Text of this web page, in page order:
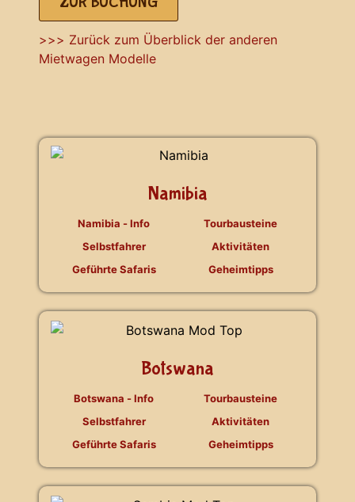
>>> Zurück zum Überblick der anderen
Mietwagen Modelle
Namibia
Namibia - Info
Selbstfahrer
Geführte Safaris
Tourbausteine
Aktivitäten
Geheimtipps
Botswana
Botswana - Info
Selbstfahrer
Geführte Safaris
Tourbausteine
Aktivitäten
Geheimtipps